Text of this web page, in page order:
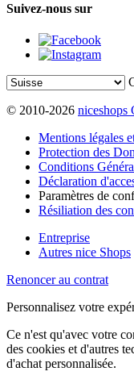
Suivez-nous sur
© 2010-2026 niceshops
Mentions légales
Protection des
Conditions
Déclaration
Paramètres de
Résiliation des
Entreprise
Autres nice Shops
Renoncer au contrat
Personnalisez votre
Ce n'est qu'avec votre
des cookies et d'autres
d'achat personnalisée.